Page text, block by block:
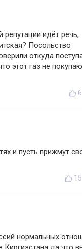
идёт речь,
Посольство
откуда
этот газ не
6
и пусть прижмут
15
нормальных